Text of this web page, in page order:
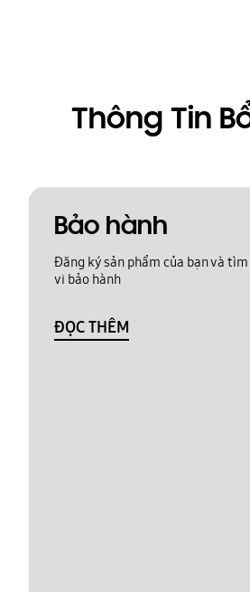
Thông Tin
Bảo hành
Đăng ký sản phẩm của bạn và
vi bảo hành
ĐỌC THÊM